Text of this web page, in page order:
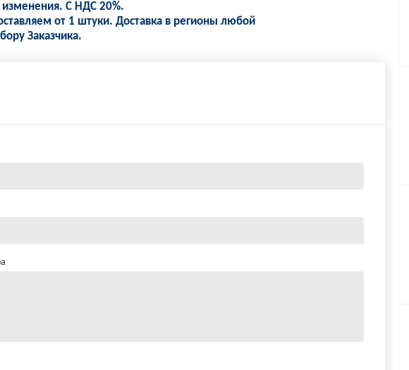
С НДС 20%.
от 1 штуки. Доставка в регионы любой
Заказчика.